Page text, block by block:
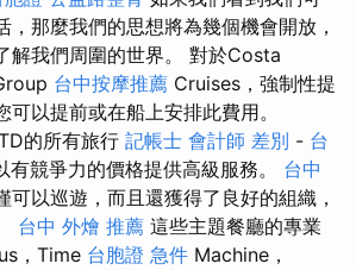
，那麼我們的思想將為幾個機會開放，
解我們周圍的世界。 對於Costa
台中按摩推薦 Cruises，強制性提
以提前或在船上安排此費用。
的所有旅行 記帳士 會計師 差別 - 台
有競爭力的價格提供高級服務。 台中
可以巡遊，而且還獲得了良好的組織，
台中 外燴 推薦 這些主題餐廳的專業
，Time 台胞證 急件 Machine，